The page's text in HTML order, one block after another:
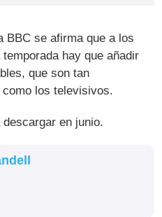
BBC se afirma que a los
hay que añadir
que son tan
los televisivos.
en junio.